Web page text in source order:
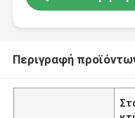
Περιγραφή